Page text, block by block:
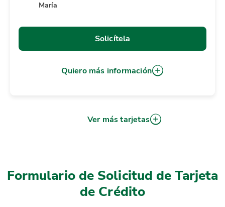
María
Solicítela
Quiero más información
Ver más tarjetas